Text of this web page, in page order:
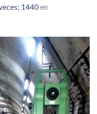
1440en